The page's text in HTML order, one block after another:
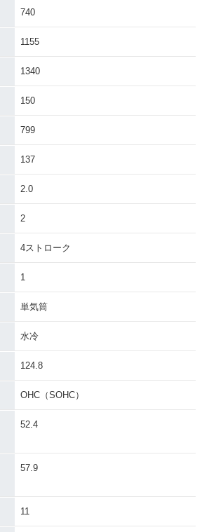
740
1155
1340
150
799
137
2.0
2
4ストローク
1
単気筒
水冷
124.8
OHC（SOHC）
52.4
57.9
11